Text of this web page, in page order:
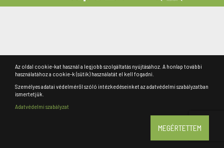
Az oldal cookie-kat használ a legjobb szolgáltatás nyújtásához. A honlap további
használatához a cookie-k (sütik) használatát el kell fogadni.
Személyes adatai védelméről szóló intézkedéseinket az adatvédelmi szabályzatban
ismertetjük.
Adatvédelmi szabályzat
MEGÉRTETTEM